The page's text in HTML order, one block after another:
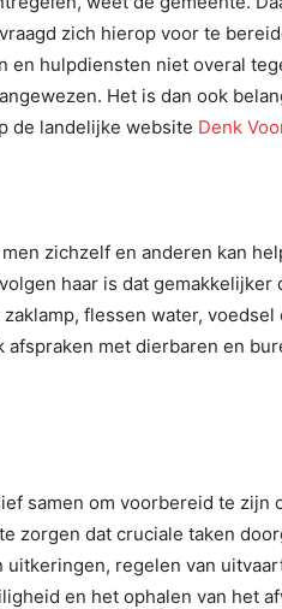
zich hierop voor te
hulpdiensten niet overal
Het is dan ook
de landelijke website Denk
zichzelf en anderen kan
haar is dat gemakkelijker
flessen water, voedsel
met dierbaren en
samen om voorbereid te zijn
zorgen dat cruciale taken
uitkeringen, regelen van
en het ophalen van het